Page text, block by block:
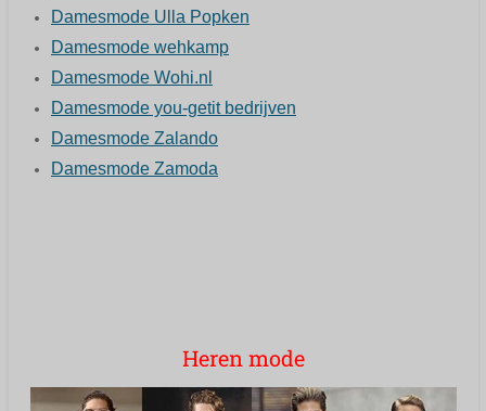
Damesmode Ulla Popken
Damesmode wehkamp
Damesmode Wohi.nl
Damesmode you-getit bedrijven
Damesmode Zalando
Damesmode Zamoda
Heren mode